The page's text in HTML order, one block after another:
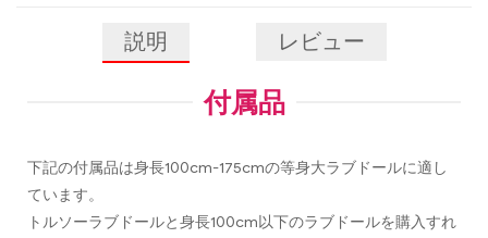
説明 レビュー
付属品
下記の付属品は身長100cm-175cmの等身大ラブドールに適し
ています。
トルソーラブドールと身長100cm以下のラブドールを購入すれ